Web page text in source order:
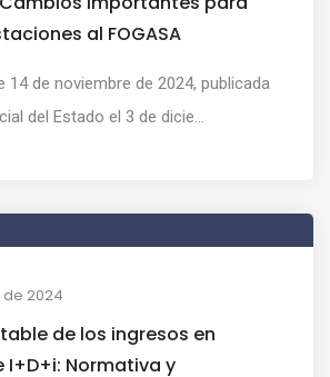
al FOGASA
14 de noviembre de 2024, publicada
del Estado el 3 de dicie...
2024
de los ingresos en
I+D+i: Normativa y